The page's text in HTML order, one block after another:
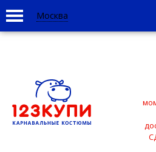
Москва